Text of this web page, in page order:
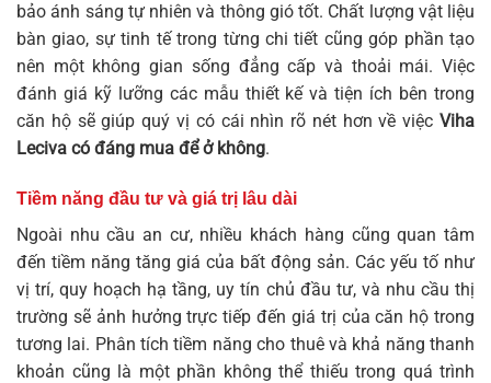
bảo ánh sáng tự nhiên và thông gió tốt. Chất lượng vật liệu
bàn giao, sự tinh tế trong từng chi tiết cũng góp phần tạo
nên một không gian sống đẳng cấp và thoải mái. Việc
đánh giá kỹ lưỡng các mẫu thiết kế và tiện ích bên trong
căn hộ sẽ giúp quý vị có cái nhìn rõ nét hơn về việc Viha
Leciva có đáng mua để ở không.
Tiềm năng đầu tư và giá trị lâu dài
Ngoài nhu cầu an cư, nhiều khách hàng cũng quan tâm
đến tiềm năng tăng giá của bất động sản. Các yếu tố như
vị trí, quy hoạch hạ tầng, uy tín chủ đầu tư, và nhu cầu thị
trường sẽ ảnh hưởng trực tiếp đến giá trị của căn hộ trong
tương lai. Phân tích tiềm năng cho thuê và khả năng thanh
khoản cũng là một phần không thể thiếu trong quá trình